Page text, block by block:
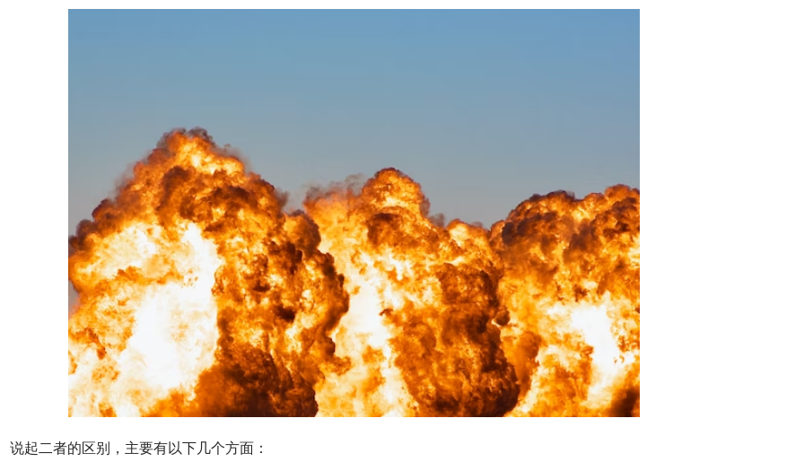
起二者的区别，主要有以下几个方面：